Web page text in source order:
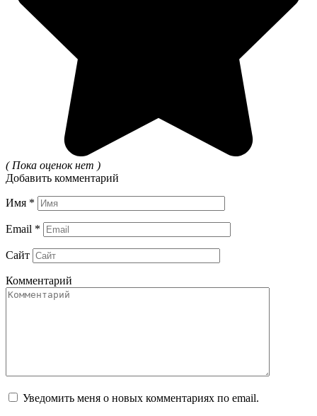
( Пока оценок нет )
Добавить комментарий
Имя *
Email *
Сайт
Комментарий
Уведомить меня о новых комментариях по email.